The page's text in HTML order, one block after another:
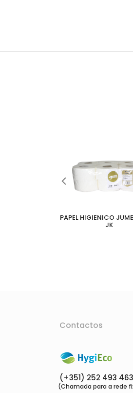
PAPEL HIGIENICO
JK
Contactos
(+351) 252 493 463
(Chamada para a rede